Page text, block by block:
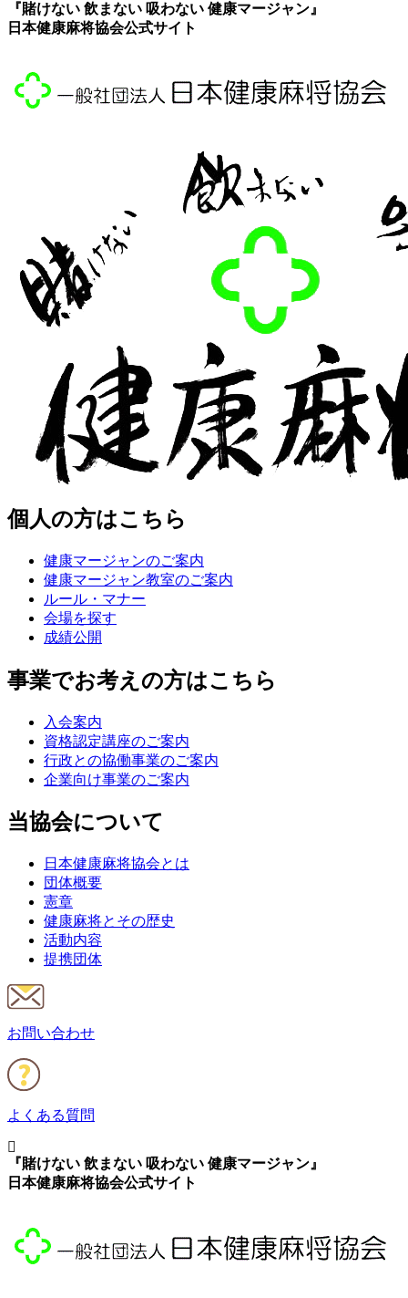
『賭けない 飲まない 吸わない 健康マージャン』
日本健康麻将協会公式サイト
個人の方はこちら
健康マージャンのご案内
健康マージャン教室のご案内
ルール・マナー
会場を探す
成績公開
事業でお考えの方はこちら
入会案内
資格認定講座のご案内
行政との協働事業のご案内
企業向け事業のご案内
当協会について
日本健康麻将協会とは
団体概要
憲章
健康麻将とその歴史
活動内容
提携団体
お問い合わせ
よくある質問
『賭けない 飲まない 吸わない 健康マージャン』
日本健康麻将協会公式サイト